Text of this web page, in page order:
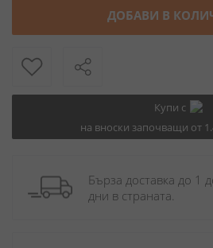
ДОБАВИ В
Купи с
на вноски започващи от
Бърза доставка до 1
дни в страната.